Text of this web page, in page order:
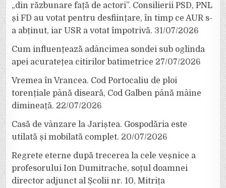
„din răzbunare față de actori”. Consilierii PSD, PNL
și FD au votat pentru desființare, în timp ce AUR s-
a abținut, iar USR a votat împotrivă. 31/07/2026
Cum influențează adâncimea sondei sub oglinda
apei acuratețea citirilor batimetrice 27/07/2026
Vremea în Vrancea. Cod Portocaliu de ploi
torențiale până diseară, Cod Galben până mâine
dimineață. 22/07/2026
Casă de vânzare la Jariștea. Gospodăria este
utilată și mobilată complet. 20/07/2026
Regrete eterne după trecerea la cele veșnice a
profesorului Ion Dumitrache, soțul doamnei
director adjunct al Școlii nr. 10, Mitrița